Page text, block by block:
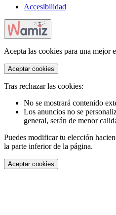
Accesibilidad
Acepta las cookies para una mejor
Aceptar cookies
Tras rechazar las cookies:
No se mostrará contenido
Los anuncios no se
general, serán de menor
Puedes modificar tu elección
la parte inferior de la página.
Aceptar cookies